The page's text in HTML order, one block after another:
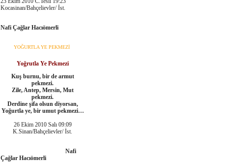
Kocasinan/Bahçelievler/ İst.
Nafi Çağlar Hacıömerli
YOĞURTLA YE PEKMEZİ
Yoğrutla Ye Pekmezi
Kuş burnu, bir de armut
pekmezi.
Zile, Antep, Mersin, Mut
pekmezi.
Derdine şifa olsun diyorsan,
Yoğurtla ye, bir umut pekmezi…
26 Ekim 2010 Salı 09:09
K.Sinan/Bahçelievler/ İst.
Nafi
Çağlar Hacıömerli